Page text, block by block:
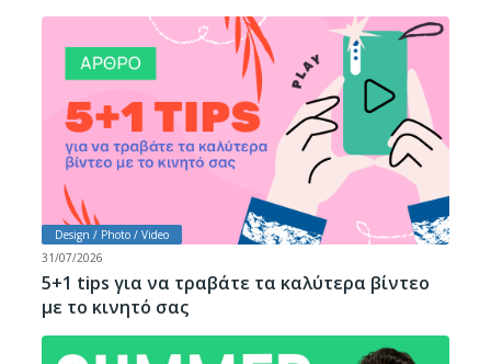
Design / Photo / Video
31/07/2026
5+1 tips για να τραβάτε τα καλύτερα βίντεο
με το κινητό σας